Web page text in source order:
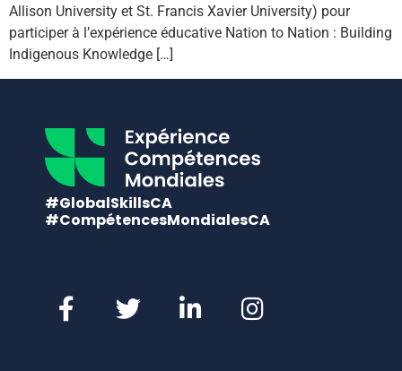
Allison University et St. Francis Xavier University) pour
participer à l’expérience éducative Nation to Nation : Building
Indigenous Knowledge […]
#GlobalSkillsCA
#CompétencesMondialesCA